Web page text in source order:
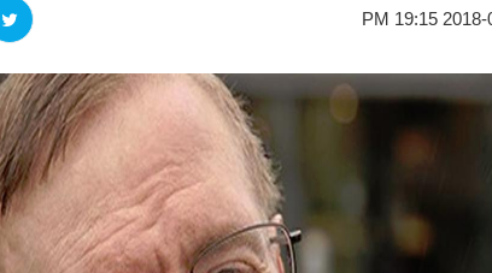
2018-03-